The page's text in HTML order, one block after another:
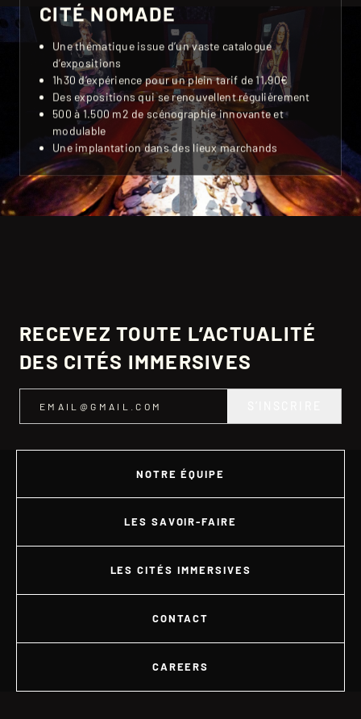
CITÉ NOMADE
Une thématique issue d’un vaste catalogue
d’expositions
1h30 d’expérience pour un plein tarif de 11.90€
Des expositions qui se renouvellent régulièrement
500 à 1.500 m2 de scénographie innovante et
modulable
Une implantation dans des lieux marchands
RECEVEZ TOUTE L’ACTUALITÉ
DES CITÉS IMMERSIVES
NOTRE ÉQUIPE
LES SAVOIR-FAIRE
LES CITÉS IMMERSIVES
CONTACT
CAREERS